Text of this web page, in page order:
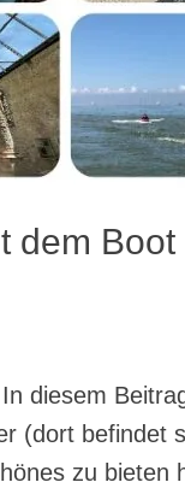
dem
diesem
(dort befindet
zu bieten